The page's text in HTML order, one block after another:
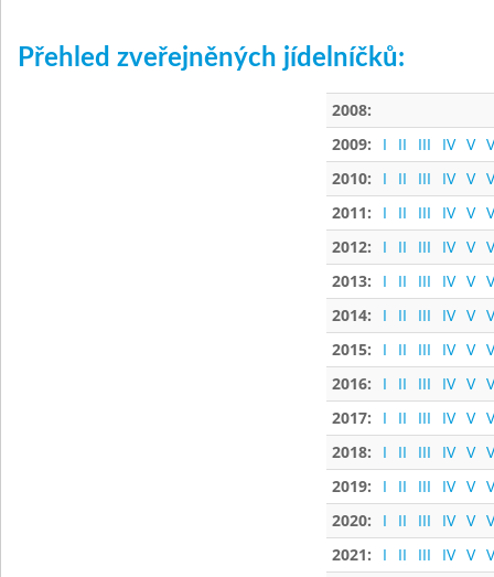
Přehled zveřejněných jídelníčků:
2008:
2009:
I II III IV V
2010:
I II III IV V
2011:
I II III IV V
2012:
I II III IV V
2013:
I II III IV V
2014:
I II III IV V
2015:
I II III IV V
2016:
I II III IV V
2017:
I II III IV V
2018:
I II III IV V
2019:
I II III IV V
2020:
I II III IV V
2021:
I II III IV V